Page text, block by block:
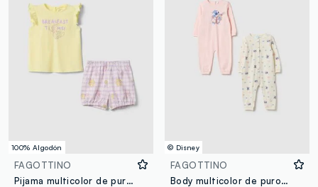
100% Algodón
FAGOTTINO
Pijama multicolor de pura lana para bebé con mangas con volantes
© Disney
FAGOTTINO
Body multicolor de puro algodón con mangas largas para bebés